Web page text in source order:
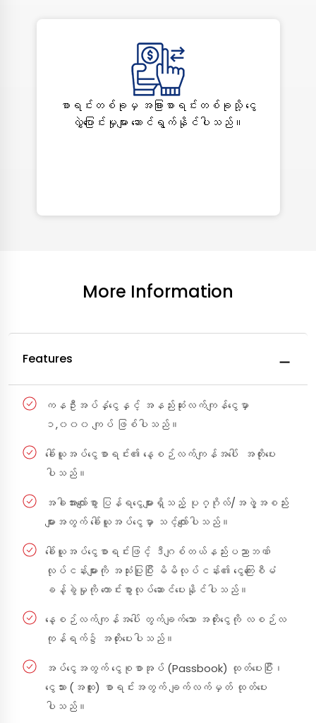
စာရင်းတစ်ခုမှ အခြားစာရင်းတစ်ခုသို့ ငွေ
လွှဲပြောင်းမှုများ ဆောင်ရွက်နိုင်ပါသည်။
More Information
Features
ကနဦးအပ်နှံငွေနှင့် အနည်းဆုံးလက်ကျန်ငွေမှာ
၁,၀၀၀ ကျပ် ဖြစ်ပါသည်။
ခေါ်ယူအပ်ငွေစာရင်း၏ နေ့စဉ်လက်ကျန်အပေါ် အတိုးပေး
ပါသည်။
အခါအားလျော်စွာ ပြန်ရငွေများရှိသည့် ပုဂ္ဂိုလ်/အဖွဲ့အစည်း
များအတွက် ခေါ်ယူအပ်ငွေမှာ သင့်လျော်ပါသည်။
ခေါ်ယူအပ်ငွေစာရင်းဖြင့် ဒီဂျစ်တယ်နည်းပညာဘဏ်
လုပ်ငန်းများကို အသုံးပြုပြီး မိမိလုပ်ငန်း၏ ငွေကြေးစီမံ
ခန့်ခွဲမှုကို ကောင်းစွာလုပ်ဆောင်ပေးနိုင်ပါသည်။
နေ့စဉ်လက်ကျန်အပေါ် တွက်ချက်သော အတိုးငွေကို လစဉ်လ
ကုန်ရက်၌ အတိုးပေးပါသည်။
အပ်ငွေအတွက် ငွေစုစာအုပ် (Passbook) ထုတ်ပေးပြီး၊
ငွေသား (အထူး) စာရင်းအတွက် ချက်လက်မှတ် ထုတ်ပေး
ပါသည်။